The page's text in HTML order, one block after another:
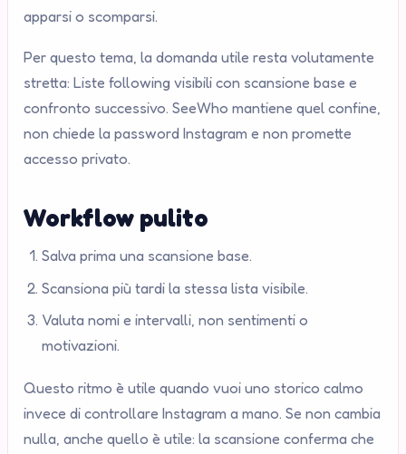
apparsi o scomparsi.
Per questo tema, la domanda utile resta volutamente
stretta: Liste following visibili con scansione base e
confronto successivo. SeeWho mantiene quel confine,
non chiede la password Instagram e non promette
accesso privato.
Workflow pulito
Salva prima una scansione base.
Scansiona più tardi la stessa lista visibile.
Valuta nomi e intervalli, non sentimenti o
motivazioni.
Questo ritmo è utile quando vuoi uno storico calmo
invece di controllare Instagram a mano. Se non cambia
nulla, anche quello è utile: la scansione conferma che